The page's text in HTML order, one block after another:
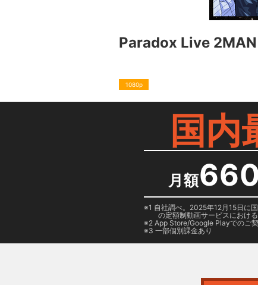
Paradox Live 2MAN
1080p
国内
月額660
1 自社調べ。2025年12月15日に
の定額制動画サービスにおけ
2 App Store/Google Playでのご
3 一部個別課金あり